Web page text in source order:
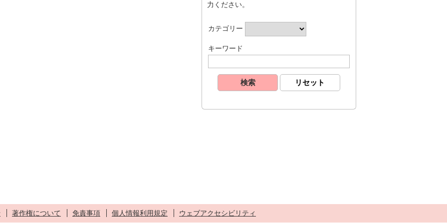
力ください。
カテゴリー
キーワード
著作権について 免責事項 個人情報利用規定 ウェブアクセシビリティ